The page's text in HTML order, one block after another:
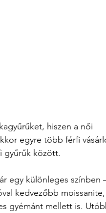
hiszen a női
egyre több férfi
gyűrűk között.
egy különleges színben
kedvezőbb
gyémánt mellett is.